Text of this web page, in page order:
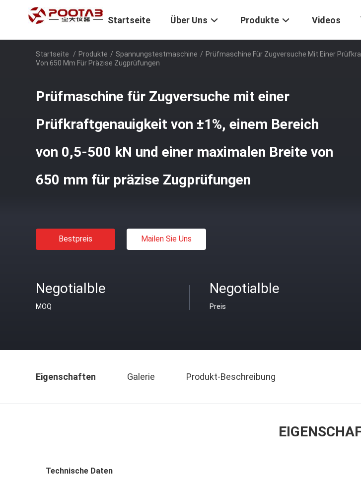
Startseite Über Uns Produkte Videos
Startseite / Produkte / Spannungstestmaschine / Prüfmaschine Für Zugversuche Mit Einer
Von 650 Mm Für Präzise Zugprüfungen
Prüfmaschine für Zugversuche mit einer
Prüfkraftgenauigkeit von ±1%, einem Bereich
von 0,5-500 kN und einer maximalen Breite von
650 mm für präzise Zugprüfungen
Bestpreis Mailen Sie Uns
Negotialble
MOQ
Negotialble
Preis
Eigenschaften Galerie Produkt-Beschreibung
Technische Daten